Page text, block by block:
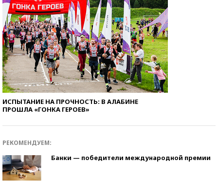
ИСПЫТАНИЕ НА ПРОЧНОСТЬ: В АЛАБИНЕ
ПРОШЛА «ГОНКА ГЕРОЕВ»
РЕКОМЕНДУЕМ:
Банки — победители международной премии